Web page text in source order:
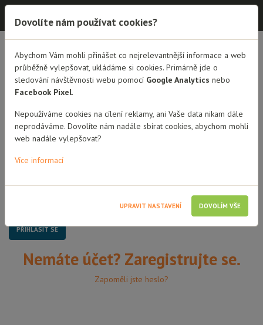
Dobrá rodina - semináře
Dobrá rodina - semináře
Přihlášení
Uživatelské jméno / Email
Heslo
Nemáte účet? Zaregistrujte se.
Zapoměli jste heslo?
Dovolíte nám používat cookies?
Abychom Vám mohli přinášet co nejrelevantnější informace a web
průběžně vylepšovat, ukládáme si cookies. Primárně jde o
sledování návštěvnosti webu pomocí Google Analytics nebo
Facebook Pixel.
Nepoužíváme cookies na cílení reklamy, ani Vaše data nikam dále
neprodáváme. Dovolíte nám nadále sbírat cookies, abychom mohli
web nadále vylepšovat?
Více informací
UPRAVIT NASTAVENÍ DOVOLÍM VŠE